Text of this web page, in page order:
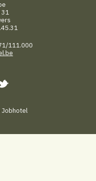
31
111.000
Jobhotel